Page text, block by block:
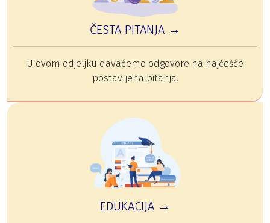
ČESTA PITANJA →
U ovom odjeljku davaćemo odgovore na najčešće
postavljena pitanja.
EDUKACIJA →